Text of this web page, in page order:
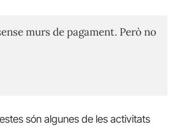
murs de pagament. Però no
són algunes de les activitats